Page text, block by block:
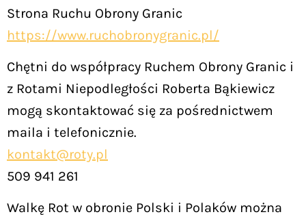
Strona Ruchu Obrony Granic
https://www.ruchobronygranic.pl/
Chętni do współpracy Ruchem Obrony Granic i
z Rotami Niepodległości Roberta Bąkiewicz
mogą skontaktować się za pośrednictwem
maila i telefonicznie.
kontakt@roty.pl
509 941 261
Walkę Rot w obronie Polski i Polaków można